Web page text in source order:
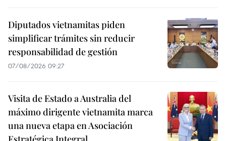
Diputados vietnamitas piden
simplificar trámites sin reducir
responsabilidad de gestión
07/08/2026 09:27
Visita de Estado a Australia del
máximo dirigente vietnamita marca
una nueva etapa en Asociación